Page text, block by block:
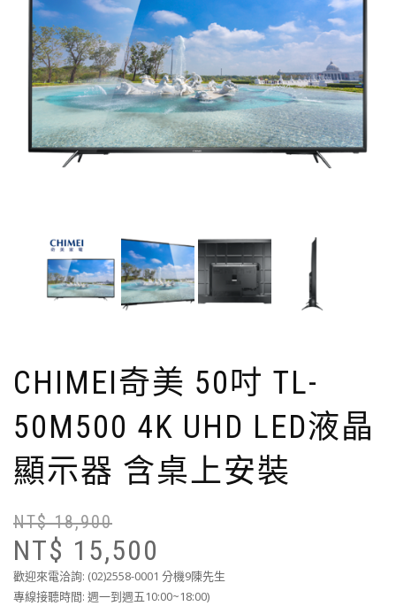
CHIMEI奇美 50吋 TL-
50M500 4K UHD LED液晶
顯示器 含桌上安裝
NT$18,900
NT$ 15,500
歡迎來電洽詢: (02)2558-0001 分機9陳先生
專線接聽時間: 週一到週五10:00~18:00)